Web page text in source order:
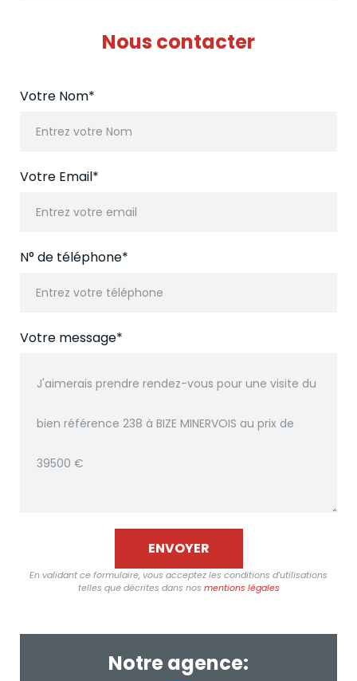
Nous contacter
Votre Nom*
Entrez votre Nom
Votre Email*
Entrez votre email
N° de téléphone*
Entrez votre téléphone
Votre message*
ENVOYER
En validant ce formulaire, vous acceptez les conditions d'utilisations
telles que décrites dans nos mentions légales
Notre agence: